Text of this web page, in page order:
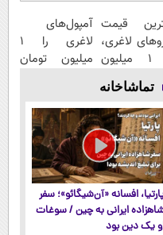
قیمت
لاغری،
با ۱ میلیون
و ارسال
آمپول‌های
لاغری را ۱
میلیون تومان
تماشاخانه
افسانه «آن‌شیگائو»؛ سفر
ایرانی به چین / سوغات
یک دین بود